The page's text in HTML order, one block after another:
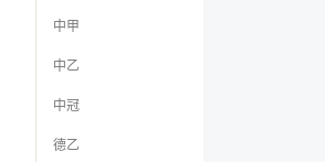
中甲
中乙
中冠
德乙